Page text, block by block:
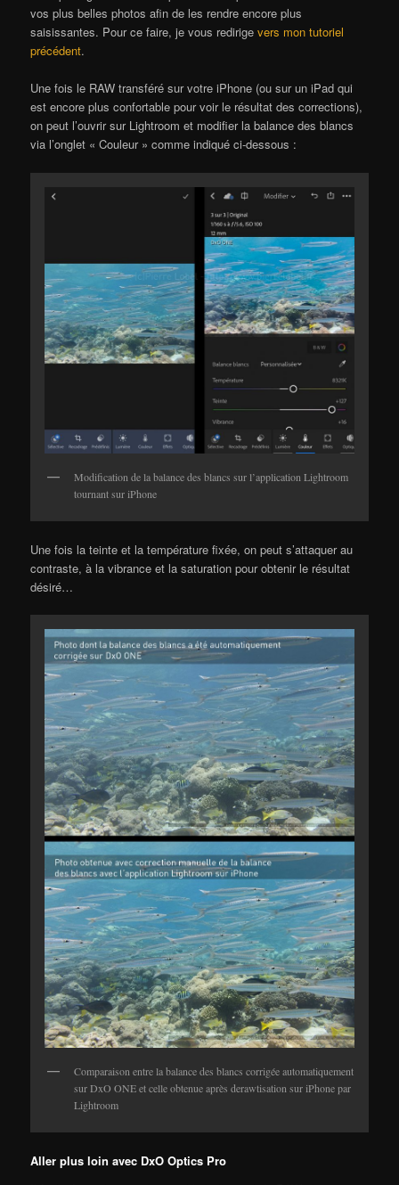
vos plus belles photos afin de les rendre encore plus
saisissantes. Pour ce faire, je vous redirige vers mon tutoriel
précédent.
Une fois le RAW transféré sur votre iPhone (ou sur un iPad qui
est encore plus confortable pour voir le résultat des corrections),
on peut l’ouvrir sur Lightroom et modifier la balance des blancs
via l’onglet « Couleur » comme indiqué ci-dessous :
Modification de la balance des blancs sur l’application Lightroom
tournant sur iPhone
Une fois la teinte et la température fixée, on peut s’attaquer au
contraste, à la vibrance et la saturation pour obtenir le résultat
désiré…
Comparaison entre la balance des blancs corrigée automatiquement
sur DxO ONE et celle obtenue après derawtisation sur iPhone par
Lightroom
Aller plus loin avec DxO Optics Pro